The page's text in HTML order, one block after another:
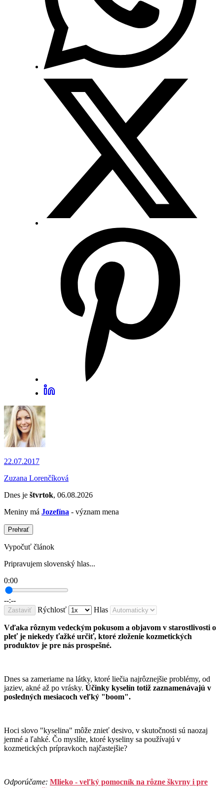
22.07.2017
Zuzana Lorenčíková
Dnes je štvrtok, 06.08.2026
Meniny má Jozefína - význam mena
Prehrať
Vypočuť článok
Pripravujem slovenský hlas...
0:00
--:--
Zastaviť Rýchlosť Hlas
Vďaka rôznym vedeckým pokusom a objavom v starostlivosti o
pleť je niekedy ťažké určiť, ktoré zloženie kozmetických
produktov je pre nás prospešné.
Dnes sa zameriame na látky, ktoré liečia najrôznejšie problémy, od
jaziev, akné až po vrásky. Účinky kyselín totiž zaznamenávajú v
posledných mesiacoch veľký "boom".
Hoci slovo "kyselina" môže znieť desivo, v skutočnosti sú naozaj
jemné a ľahké. Čo myslíte, ktoré kyseliny sa používajú v
kozmetických prípravkoch najčastejšie?
Odporúčame: Mlieko - veľký pomocník na rôzne škvrny i pre